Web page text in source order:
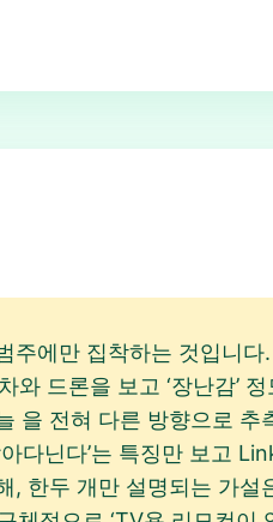
에만 집착하는 것입니
와 드론을 보고 ‘장난감’
을 전혀 다른 방향으로 추
다닌다’는 특징만 보고
, 한두 개만 설명되는 가